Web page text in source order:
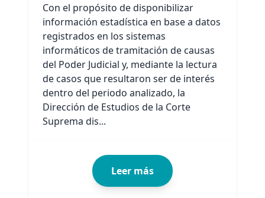
Con el propósito de disponibilizar
información estadística en base a datos
registrados en los sistemas
informáticos de tramitación de causas
del Poder Judicial y, mediante la lectura
de casos que resultaron ser de interés
dentro del periodo analizado, la
Dirección de Estudios de la Corte
Suprema dis...
Leer más